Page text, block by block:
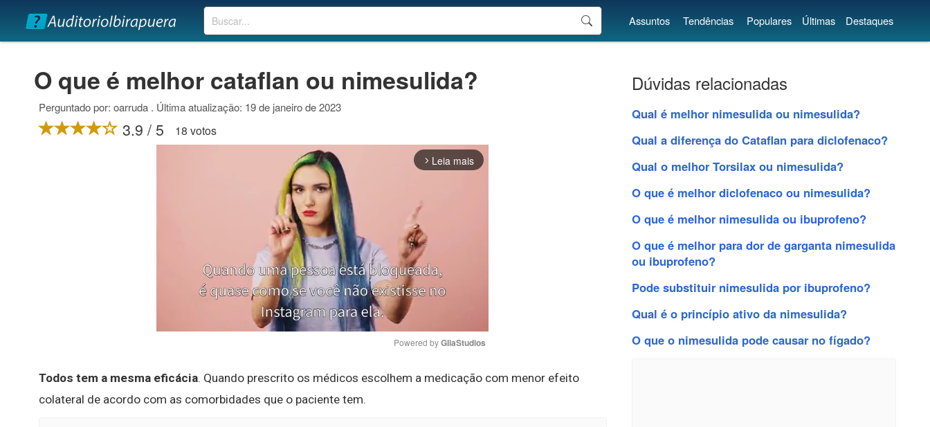
Buscar Assuntos Tendências Populares Últimas Destaques
O que é melhor cataflan ou nimesulida?
Perguntado por: oarruda . Última atualização: 19 de janeiro de 2023
3.9 / 5 18 votos
arrow_forward_ios Leia mais
Mute
Powered by GliaStudios
Todos tem a mesma eficácia. Quando prescrito os médicos escolhem a medicação com menor efeito
colateral de acordo com as comorbidades que o paciente tem.
Dúvidas relacionadas
Qual é melhor nimesulida ou nimesulida?
Qual a diferença do Cataflan para diclofenaco?
Qual o melhor Torsilax ou nimesulida?
O que é melhor diclofenaco ou nimesulida?
O que é melhor nimesulida ou ibuprofeno?
O que é melhor para dor de garganta nimesulida
ou ibuprofeno?
Pode substituir nimesulida por ibuprofeno?
Qual é o princípio ativo da nimesulida?
O que o nimesulida pode causar no fígado?